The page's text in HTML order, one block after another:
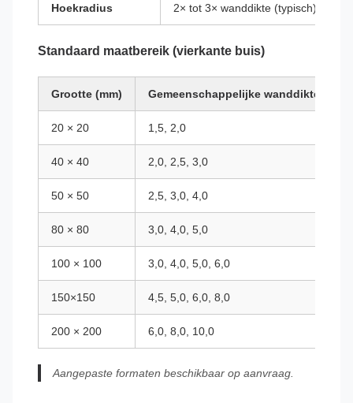
Hoekradius 2× tot 3× wanddikte (typisch)
Standaard maatbereik (vierkante buis)
Grootte (mm) Gemeenschappelijke wanddikte (mm)
20 × 20 1,5, 2,0
40 × 40 2,0, 2,5, 3,0
50 × 50 2,5, 3,0, 4,0
80 × 80 3,0, 4,0, 5,0
100 × 100 3,0, 4,0, 5,0, 6,0
150×150 4,5, 5,0, 6,0, 8,0
200 × 200 6,0, 8,0, 10,0
Aangepaste formaten beschikbaar op aanvraag.